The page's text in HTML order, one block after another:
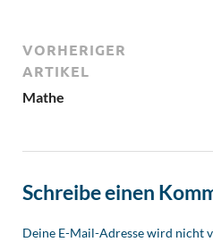
VORHERIGER
ARTIKEL
Mathe
Schreibe einen
Deine E-Mail-Adresse wird nicht